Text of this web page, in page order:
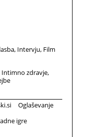
Intervju Film
Intimno zdravje
Oglaševanje
igre